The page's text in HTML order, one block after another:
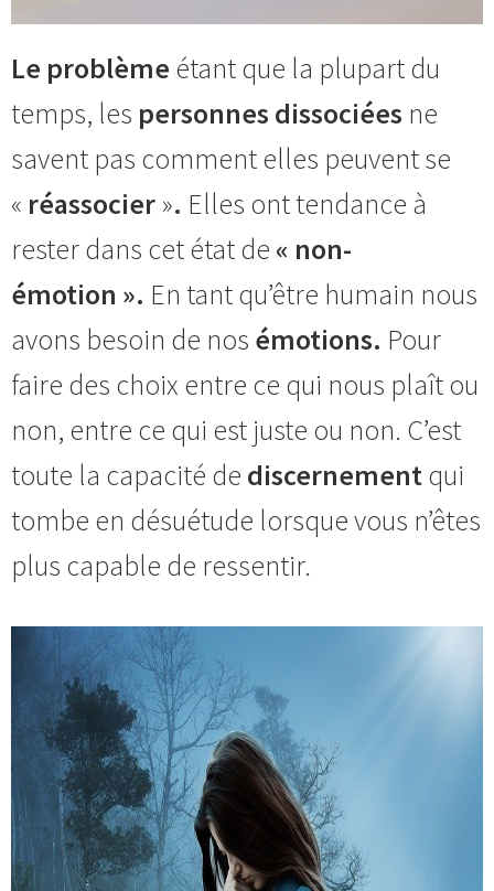
Le problème étant que la plupart du
temps, les personnes dissociées ne
savent pas comment elles peuvent se
« réassocier ». Elles ont tendance à
rester dans cet état de « non-
émotion ». En tant qu’être humain nous
avons besoin de nos émotions. Pour
faire des choix entre ce qui nous plaît ou
non, entre ce qui est juste ou non. C’est
toute la capacité de discernementqui
tombe en désuétude lorsque vous n’êtes
plus capable de ressentir.